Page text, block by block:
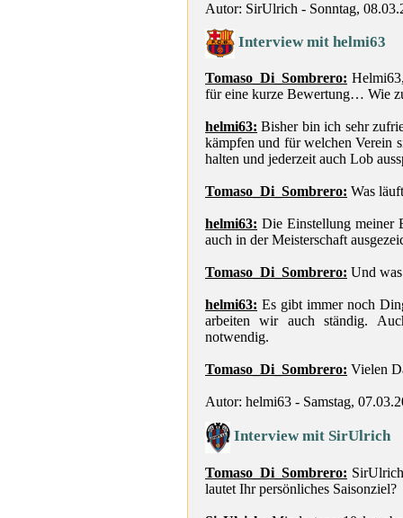
Autor: SirUlrich - Sonntag,
Interview mit helmi63
Tomaso_Di_Sombrero:
für eine kurze Bewertung… Wie
helmi63: Bisher bin ich sehr
kämpfen und für welchen Verein
halten und jederzeit auch Lob
Tomaso_Di_Sombrero: Was
helmi63: Die Einstellung meiner
auch in der Meisterschaft
Tomaso_Di_Sombrero: Und
helmi63: Es gibt immer noch
arbeiten wir auch ständig.
notwendig.
Tomaso_Di_Sombrero: Vielen
Autor: helmi63 - Samstag,
Interview mit SirUlrich
Tomaso_Di_Sombrero:
lautet Ihr persönliches Saisonziel?